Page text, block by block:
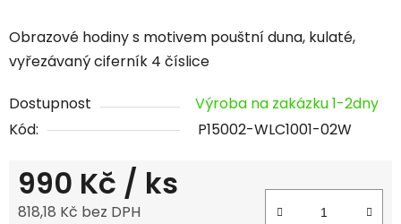
Obrazové hodiny s motivem pouštní duna, kulaté,
vyřezávaný ciferník 4 číslice
Dostupnost
Výroba na zakázku 1-2dny
Kód:
P15002-WLC1001-02W
990 Kč / ks
818,18 Kč bez DPH